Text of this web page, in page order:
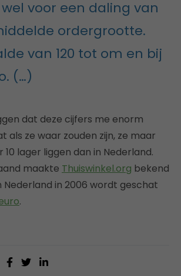
voor een daling van
ordergrootte.
van 120 tot om en bij
(…)
dat deze cijfers me enorm
als ze waar zouden zijn, ze maar
lager liggen dan in Nederland.
maakte Thuiswinkel.org bekend
Nederland in 2006 wordt geschat
.